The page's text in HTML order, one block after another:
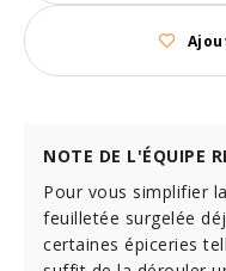
NOTE DE L'ÉQUIPE
Pour vous simplifier
feuilletée surgelée
certaines épiceries